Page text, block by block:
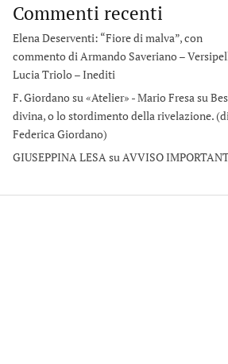
Commenti recenti
Elena Deserventi: “Fiore di malva”, con
commento di Armando Saveriano –
Lucia Triolo – Inediti
F. Giordano su «Atelier» - Mario Fresasu
divina, o lo stordimento della rivelazione.
Federica Giordano)
GIUSEPPINA LESAsuAVVISO